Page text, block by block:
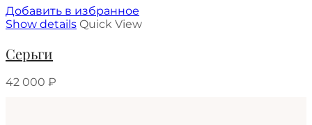
Добавить в избранное
Show details Quick View
Серьги
42 000 ₽